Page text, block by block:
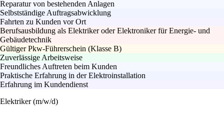
Reparatur von bestehenden Anlagen
Selbstständige Auftragsabwicklung
Fahrten zu Kunden vor Ort
Berufsausbildung als Elektriker oder Elektroniker für Energie- und
Gebäudetechnik
Gültiger Pkw-Führerschein (Klasse B)
Zuverlässige Arbeitsweise
Freundliches Auftreten beim Kunden
Praktische Erfahrung in der Elektroinstallation
Erfahrung im Kundendienst
Elektriker (m/w/d)